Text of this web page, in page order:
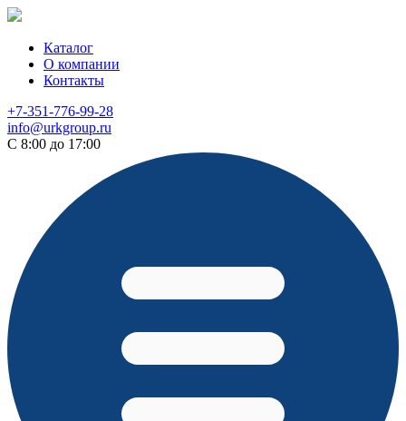
Каталог
О компании
Контакты
+7-351-776-99-28
info@urkgroup.ru
С 8:00 до 17:00